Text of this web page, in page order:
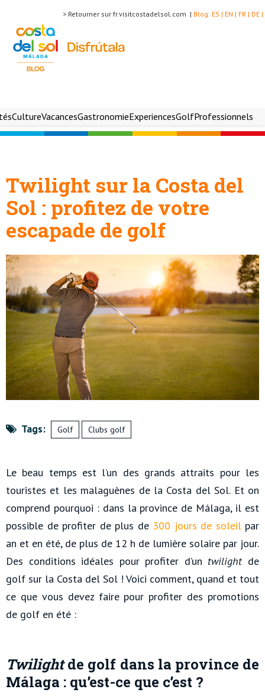
DE |
FR |
EN |
ES |
Blog:
> Retourner sur fr.visitcostadelsol.com |
CultureVacancesGastronomieExperiencesGolfProfessionnels
Twilight sur la Costa del
Sol : profitez de votre
escapade de golf
Tags: Golf Clubs golf
Le beau temps est l’un des grands attraits pour les
touristes et les malaguènes de la Costa del Sol. Et on
comprend pourquoi : dans la province de Málaga, il est
possible de profiter de plus de 300 jours de soleilpar
an et en été, de plus de 12 h de lumière solaire par jour.
Des conditions idéales pour profiter d’un twilightde
golf sur la Costa del Sol ! Voici comment, quand et tout
ce que vous devez faire pour profiter des promotions
de golf en été :
Twilightde golf dans la province de
Málaga : qu’est-ce que c’est ?